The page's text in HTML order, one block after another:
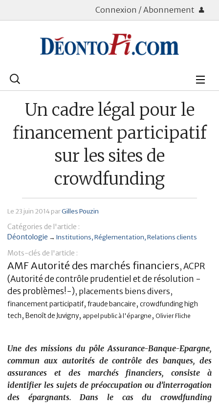
Connexion / Abonnement
Rechercher
Immobilier
Banque
Un cadre légal pour le
financement participatif
sur les sites de
crowdfunding
Le 23 juin 2014parGilles Pouzin
Catégories de l'article :
Déontologie → Institutions Réglementation Relations clients
Mots-clés de l'article :
AMF Autorité des marchés financiers, ACPR
(Autorité de contrôle prudentiel et de résolution -
des problèmes!-), placements biens divers,
financement participatif, fraude bancaire, crowdfunding high
tech, Benoît de Juvigny, appel public à l'épargne , Olivier Fliche
Une des missions du pôle Assurance-Banque-Epargne,
commun aux autorités de contrôle des banques, des
assurances et des marchés financiers, consiste à
identifier les sujets de préoccupation ou d’interrogation
des épargnants. Dans le cas du crowdfunding